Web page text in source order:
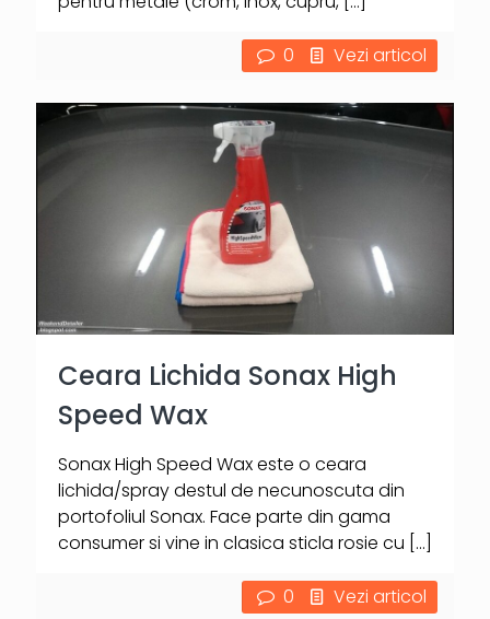
0 Vezi articol
Ceara Lichida Sonax High
Speed Wax
Sonax High Speed Wax este o ceara
lichida/spray destul de necunoscuta din
portofoliul Sonax. Face parte din gama
consumer si vine in clasica sticla rosie cu […]
0 Vezi articol